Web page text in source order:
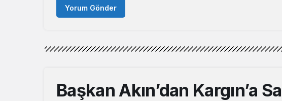
Yorum Gönder
Başkan Akın’dan Kargın’a